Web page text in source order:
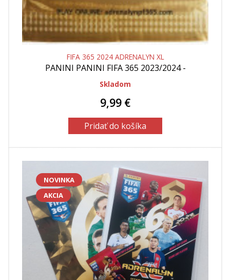
FIFA 365 2024 ADRENALYN XL
PANINI PANINI FIFA 365 2023/2024 -
Skladom
9,99 €
Pridať do košíka
NOVINKA
AKCIA